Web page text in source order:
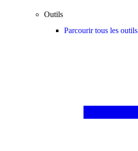
Outils
Parcourir tous les outils